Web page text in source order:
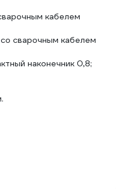
кабелем
сварочным кабелем
наконечник 0,8;